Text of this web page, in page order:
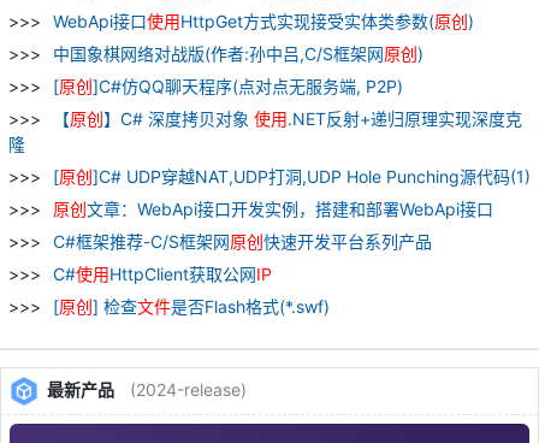
WebApi接口使用HttpGet方式实现接受实体类参数(原创)
中国象棋网络对战版(作者:孙中吕,C/S框架网原创)
[原创]C#仿QQ聊天程序(点对点无服务端, P2P)
【原创】C# 深度拷贝对象 使用.NET反射+递归原理实现深度克
隆
[原创]C# UDP穿越NAT,UDP打洞,UDP Hole Punching源代码(1)
原创文章：WebApi接口开发实例，搭建和部署WebApi接口
C#框架推荐-C/S框架网原创快速开发平台系列产品
C#使用HttpClient获取公网IP
[原创] 检查文件是否Flash格式(*.swf)
最新产品 (2024-release)